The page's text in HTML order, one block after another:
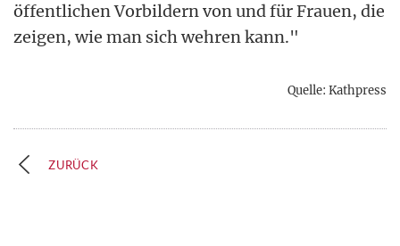
öffentlichen Vorbildern von und für Frauen, die
zeigen, wie man sich wehren kann."
Quelle: Kathpress
ZURÜCK